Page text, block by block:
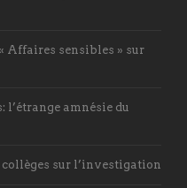
Affaires sensibles » sur
l’étrange amnésie du
sur l’investigation